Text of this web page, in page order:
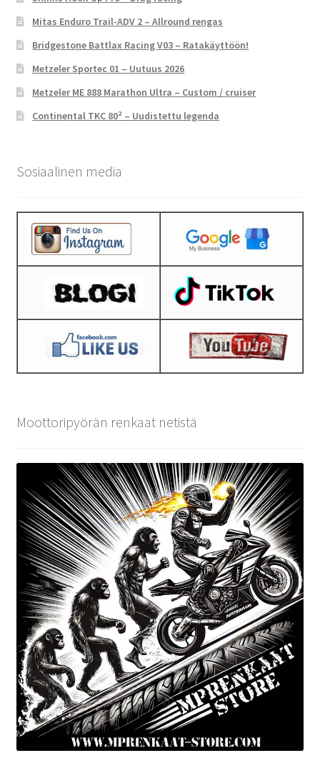
Mitas Enduro Trail-ADV 2 – Allround rengas
Bridgestone Battlax Racing V03 – Ratakäyttöön!
Metzeler Sportec 01 – Uutuus 2026
Metzeler ME 888 Marathon Ultra – Custom / cruiser
Continental TKC 80² – Uudistettu legenda
Sosiaalinen media
Moottoripyörän renkaat netistä